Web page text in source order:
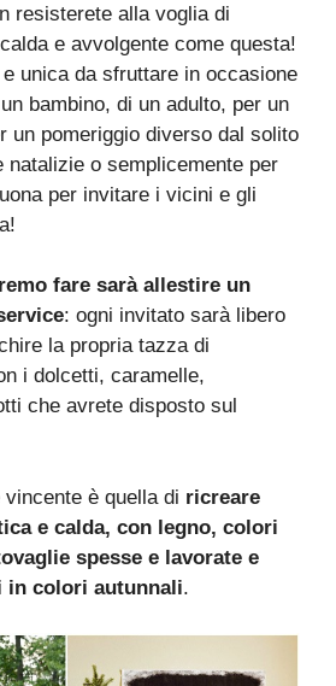
resisterete alla voglia di
e avvolgente come questa!
e unica da sfruttare in occasione
bambino, di un adulto, per un
un pomeriggio diverso dal solito
natalizie o semplicemente per
per invitare i vicini e gli
fare sarà allestire un
: ogni invitato sarà libero
la propria tazza di
i dolcetti, caramelle,
che avrete disposto sul
vincente è quella di ricreare
e calda, con legno, colori
spesse e lavorate e
colori autunnali.